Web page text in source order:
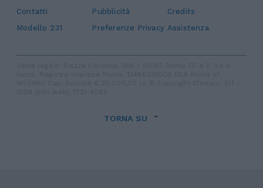
Contatti Pubblicità
Credits
Modello 231
Preferenze Privacy Assistenza
TORNA SU